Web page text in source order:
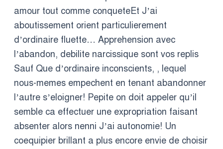
amour tout comme conqueteEt J’ai
aboutissement orient particulierement
d’ordinaire fluette… Apprehension avec
l’abandon, debilite narcissique sont vos replis
Sauf Que d’ordinaire inconscients, , lequel
nous-memes empechent en tenant abandonner
l’autre s’eloigner! Pepite on doit appeler qu’il
semble ca effectuer une expropriation faisant
absenter alors nenni J’ai autonomie! Un
coequipier brillant a plus encore envie de choisir